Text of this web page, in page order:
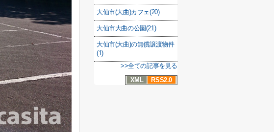
大仙市(大曲)カフェ(20)
大仙市大曲の公園(21)
大仙市(大曲)の無償譲渡物件
(1)
>>全ての記事を見る
XML
RSS2.0